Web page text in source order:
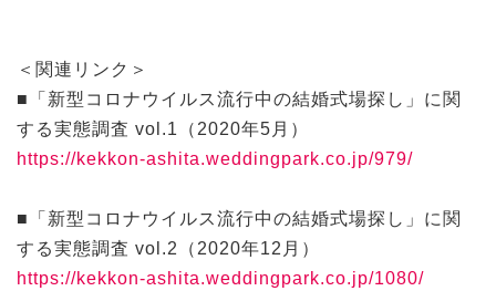
＜関連リンク＞
■「新型コロナウイルス流行中の結婚式場探し」に関
する実態調査 vol.1（2020年5月）
https://kekkon-ashita.weddingpark.co.jp/979/
■「新型コロナウイルス流行中の結婚式場探し」に関
する実態調査 vol.2（2020年12月）
https://kekkon-ashita.weddingpark.co.jp/1080/